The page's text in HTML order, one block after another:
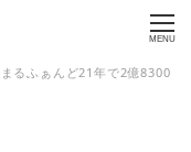
MENU
るふぁんど21年で2億8300